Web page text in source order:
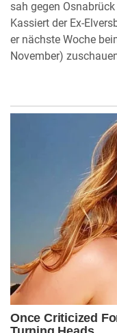
sah gegen
Kassiert der Ex-
er nächste Woche
November)